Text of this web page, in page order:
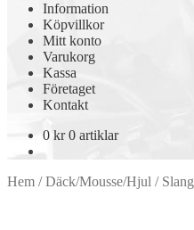
Information
Köpvillkor
Mitt konto
Varukorg
Kassa
Företaget
Kontakt
0 kr 0 artiklar
Hem /Däck/Mousse/Hjul / Slang